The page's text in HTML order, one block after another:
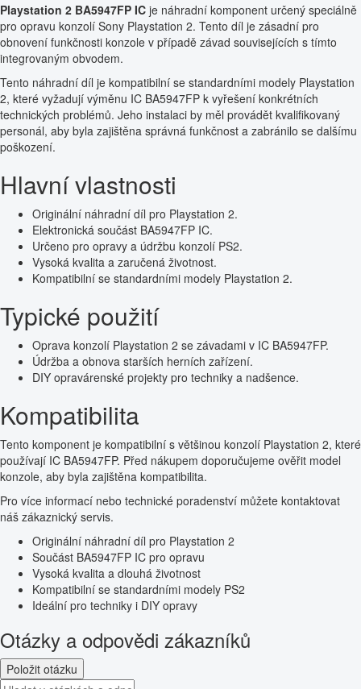
Playstation 2 BA5947FP IC je náhradní komponent určený speciálně
pro opravu konzolí Sony Playstation 2. Tento díl je zásadní pro
obnovení funkčnosti konzole v případě závad souvisejících s tímto
integrovaným obvodem.
Tento náhradní díl je kompatibilní se standardními modely Playstation
2, které vyžadují výměnu IC BA5947FP k vyřešení konkrétních
technických problémů. Jeho instalaci by měl provádět kvalifikovaný
personál, aby byla zajištěna správná funkčnost a zabránilo se dalšímu
poškození.
Hlavní vlastnosti
Originální náhradní díl pro Playstation 2.
Elektronická součást BA5947FP IC.
Určeno pro opravy a údržbu konzolí PS2.
Vysoká kvalita a zaručená životnost.
Kompatibilní se standardními modely Playstation 2.
Typické použití
Oprava konzolí Playstation 2 se závadami v IC BA5947FP.
Údržba a obnova starších herních zařízení.
DIY opravárenské projekty pro techniky a nadšence.
Kompatibilita
Tento komponent je kompatibilní s většinou konzolí Playstation 2, které
používají IC BA5947FP. Před nákupem doporučujeme ověřit model
konzole, aby byla zajištěna kompatibilita.
Pro více informací nebo technické poradenství můžete kontaktovat
náš zákaznický servis.
Originální náhradní díl pro Playstation 2
Součást BA5947FP IC pro opravu
Vysoká kvalita a dlouhá životnost
Kompatibilní se standardními modely PS2
Ideální pro techniky i DIY opravy
Otázky a odpovědi zákazníků
Položit otázku